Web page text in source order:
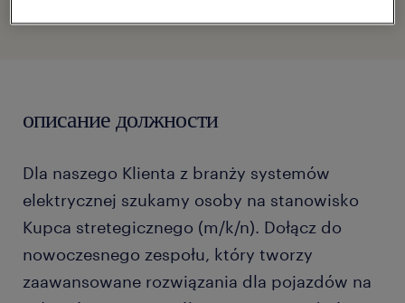
описание должности
Dla naszego Klienta z branży systemów
elektrycznej szukamy osoby na stanowisko
Kupca stretegicznego (m/k/n). Dołącz do
nowoczesnego zespołu, który tworzy
zaawansowane rozwiązania dla pojazdów na